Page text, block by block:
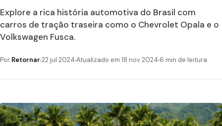
Explore a rica história automotiva do Brasil com
carros de tração traseira como o Chevrolet Opala e o
Volkswagen Fusca.
Por Retornar 22 jul 2024 Atualizado em 18 nov 2024 6 min de leitura